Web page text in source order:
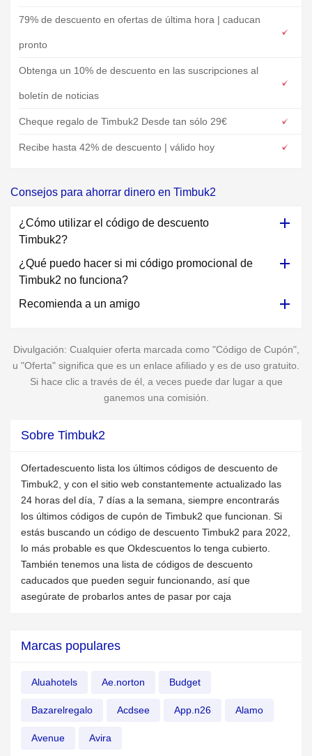
79% de descuento en ofertas de última hora | caducan
pronto
Obtenga un 10% de descuento en las suscripciones al
boletín de noticias
Cheque regalo de Timbuk2 Desde tan sólo 29€
Recibe hasta 42% de descuento | válido hoy
Consejos para ahorrar dinero en Timbuk2
¿Cómo utilizar el código de descuento
Timbuk2?
¿Qué puedo hacer si mi código promocional de
Timbuk2 no funciona?
Recomienda a un amigo
Divulgación: Cualquier oferta marcada como "Código de Cupón",
u "Oferta" significa que es un enlace afiliado y es de uso gratuito.
Si hace clic a través de él, a veces puede dar lugar a que
ganemos una comisión.
Sobre Timbuk2
Ofertadescuento lista los últimos códigos de descuento de
Timbuk2, y con el sitio web constantemente actualizado las
24 horas del día, 7 días a la semana, siempre encontrarás
los últimos códigos de cupón de Timbuk2 que funcionan. Si
estás buscando un código de descuento Timbuk2 para 2022,
lo más probable es que Okdescuentos lo tenga cubierto.
También tenemos una lista de códigos de descuento
caducados que pueden seguir funcionando, así que
asegúrate de probarlos antes de pasar por caja
Marcas populares
Aluahotels Ae.norton Budget
Bazarelregalo Acdsee App.n26 Alamo
Avenue Avira